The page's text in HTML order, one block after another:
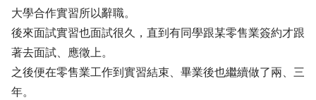
大學合作實習所以辭職。
後來面試實習也面試很久，直到有同學跟某零售業簽約才跟
著去面試、應徵上。
之後便在零售業工作到實習結束、畢業後也繼續做了兩、三
年。